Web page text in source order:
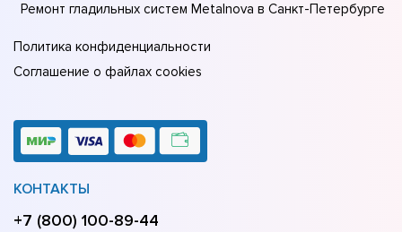
Ремонт гладильных систем Metalnova в Санкт-Петербурге
Политика конфиденциальности
Соглашение о файлах cookies
КОНТАКТЫ
+7 (800) 100-89-44